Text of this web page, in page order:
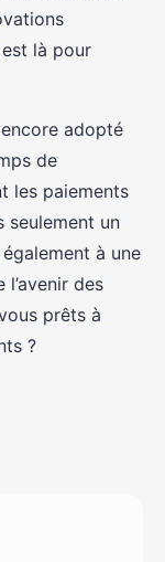
est là pour
encore adopté
de
les paiements
seulement un
à une
des
prêts à
?